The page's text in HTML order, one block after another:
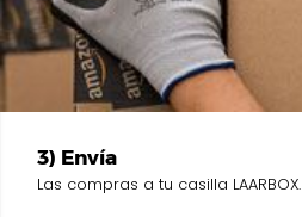
3) Envía
Las compras a tu casilla LAARBOX.